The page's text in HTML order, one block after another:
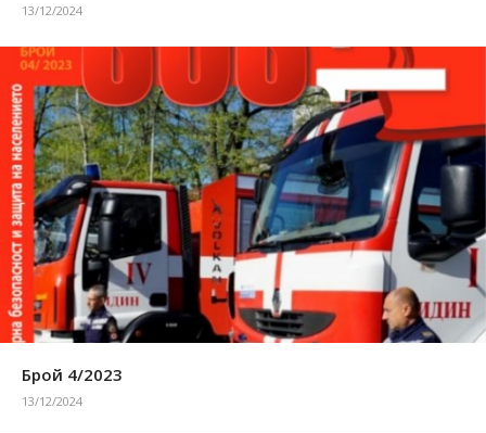
13/12/2024
Брой 4/2023
13/12/2024